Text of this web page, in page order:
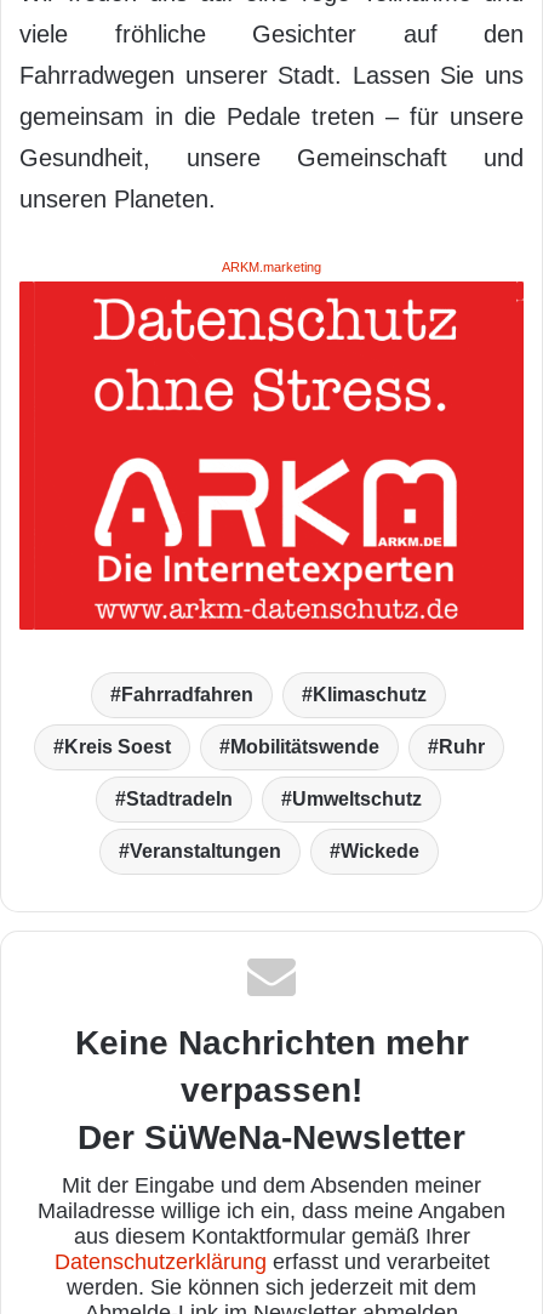
viele fröhliche Gesichter auf den
Fahrradwegen unserer Stadt. Lassen Sie uns
gemeinsam in die Pedale treten – für unsere
Gesundheit, unsere Gemeinschaft und
unseren Planeten.
ARKM.marketing
Fahrradfahren Klimaschutz
Kreis Soest Mobilitätswende Ruhr
Stadtradeln Umweltschutz
Veranstaltungen Wickede
Keine Nachrichten mehr
verpassen!
Der SüWeNa-Newsletter
Mit der Eingabe und dem Absenden meiner
Mailadresse willige ich ein, dass meine Angaben
aus diesem Kontaktformular gemäß Ihrer
Datenschutzerklärung erfasst und verarbeitet
werden. Sie können sich jederzeit mit dem